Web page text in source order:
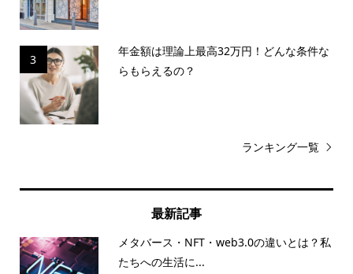
3
年金額は理論上最高32万円！どんな条件な
らもらえるの？
ランキング一覧
最新記事
メタバース・NFT・web3.0の違いとは？私
たちへの生活に...